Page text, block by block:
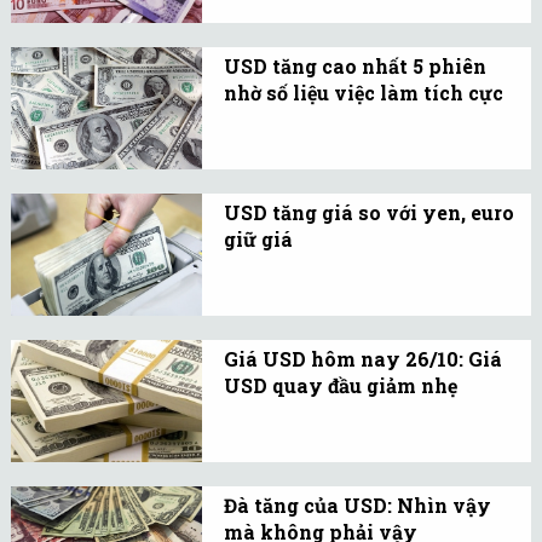
từ tháng 1/2017.
USD tăng cao nhất 5 phiên
nhờ số liệu việc làm tích cực
8h33 giờ ET phiên 8/3,
mức tăng cao nhất kể từ
ngày 2/3.
USD tăng giá so với yen, euro
giữ giá
khi euro và bảng Anh giữ
nguyên giá, chủ yếu do
biến động lãi suất trái
Giá USD hôm nay 26/10: Giá
USD quay đầu giảm nhẹ
kỷ lục cao nhất 9 tháng
qua.
Đà tăng của USD: Nhìn vậy
mà không phải vậy